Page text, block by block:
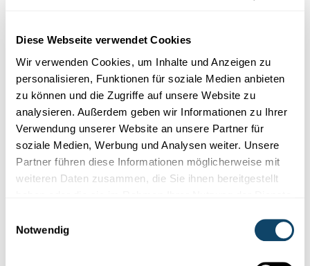
Diese Webseite verwendet Cookies
Wir verwenden Cookies, um Inhalte und Anzeigen zu
personalisieren, Funktionen für soziale Medien anbieten
zu können und die Zugriffe auf unsere Website zu
analysieren. Außerdem geben wir Informationen zu Ihrer
Verwendung unserer Website an unsere Partner für
soziale Medien, Werbung und Analysen weiter. Unsere
Partner führen diese Informationen möglicherweise mit
weiteren Daten zusammen, die Sie ihnen bereitgestellt
Notwendig
FRVSCIENCE
„Fascination, Réflexion und Vocation“ durch
Workshops
Wissenschaft ist spannend, Wissenschaft ist kreativ – so „exakt“
sie auch sein mag. Beispiel gefällig? Man kann eine
WissenschaftsmesseeinfachWissenschaftsmessenennen, aber
LGL